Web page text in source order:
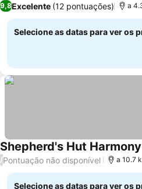
9,8Excelente (12 pontuações) a
Selecione as datas para ver os
Shepherd's Hut
/Pontuação não disponível a 10.7
Selecione as datas para ver os